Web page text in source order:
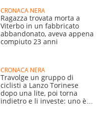
CRONACA NERA
Ragazza trovata morta a
Viterbo in un fabbricato
abbandonato, aveva appena
compiuto 23 anni
CRONACA NERA
Travolge un gruppo di
ciclisti a Lanzo Torinese
dopo una lite, poi torna
indietro e li investe: uno è